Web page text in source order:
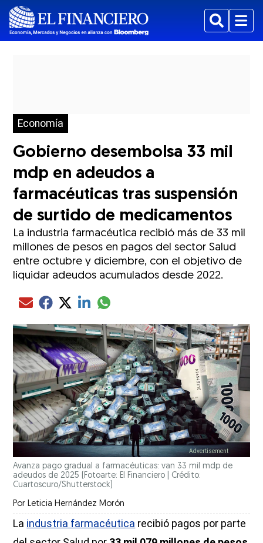
BuscarMenu
Economía
Gobierno desembolsa 33 mil
mdp en adeudos a
farmacéuticas tras suspensión
de surtido de medicamentos
La industria farmacéutica recibió más de 33 mil
millones de pesos en pagos del sector Salud
entre octubre y diciembre, con el objetivo de
liquidar adeudos acumulados desde 2022.
Compartir el artículo actual mediante Email
Compartir el artículo actual mediante Facebook
Compartir el artículo actual mediante Twitter
Compartir el artículo actual mediante LinkedIn
Compartir el artículo actual mediante
Avanza pago gradual a farmacéuticas: van 33 mil mdp de
adeudos de 2025 (Fotoarte: El Financiero | Crédito:
Cuartoscuro/Shutterstock)
Por Leticia Hernández Morón
La industria farmacéutica recibió pagos por parte